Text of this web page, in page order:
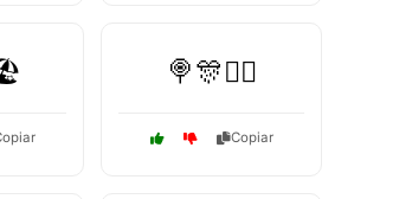
🍭🎊🤹‍♂️
Copiar